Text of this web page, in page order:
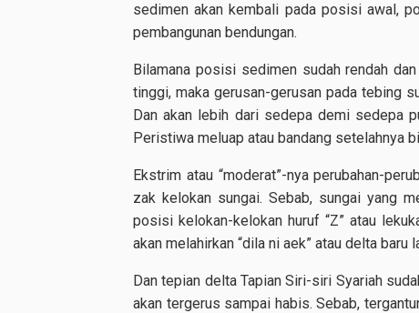
sedimen akan kembali pada posisi awal,
pembangunan bendungan.
Bilamana posisi sedimen sudah rendah
tinggi, maka gerusan-gerusan pada tebing
Dan akan lebih dari sedepa demi sedepa
Peristiwa meluap atau bandang setelahnya
Ekstrim atau “moderat”-nya perubahan-
zak kelokan sungai. Sebab, sungai yang
posisi kelokan-kelokan huruf “Z” atau
akan melahirkan “dila ni aek” atau delta baru
Dan tepian delta Tapian Siri-siri Syariah
akan tergerus sampai habis. Sebab,